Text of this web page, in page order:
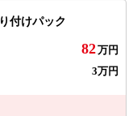
付けパック
82万円
3万円